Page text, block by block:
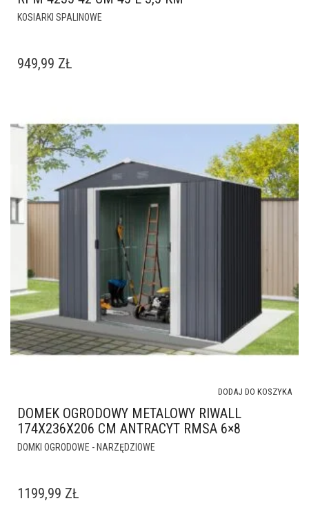
KOSIARKI SPALINOWE
949,99 ZŁ
DOMEK OGRODOWY METALOWY RIWALL
174X236X206 CM ANTRACYT RMSA 6×8
DOMKI OGRODOWE - NARZĘDZIOWE
DODAJ DO KOSZYKA
1199,99 ZŁ